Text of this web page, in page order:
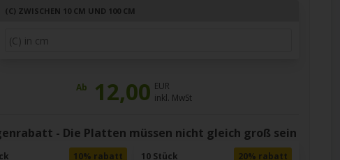
(C) ZWISCHEN 10 CM UND 100 CM
Ab 12,00 EUR
inkl. MwSt
- Die Platten müssen nicht gleich groß sein
10% rabatt 10 Stück 20% rabatt